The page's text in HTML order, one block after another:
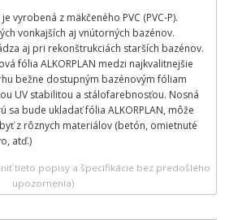
vyrobená z mäkčeného PVC (PVC-P).
vonkajších aj vnútorných bazénov.
aj pri rekonštrukciách starších bazénov.
fólia ALKORPLAN medzi najkvalitnejšie
bežne dostupným bazénovým fóliam
UV stabilitou a stálofarebnosťou. Nosná
sa bude ukladať fólia ALKORPLAN, môže
z rôznych materiálov (betón, omietnuté
atď.)
tieto popisy a špecifikácie bez predošlého
upozornenia)